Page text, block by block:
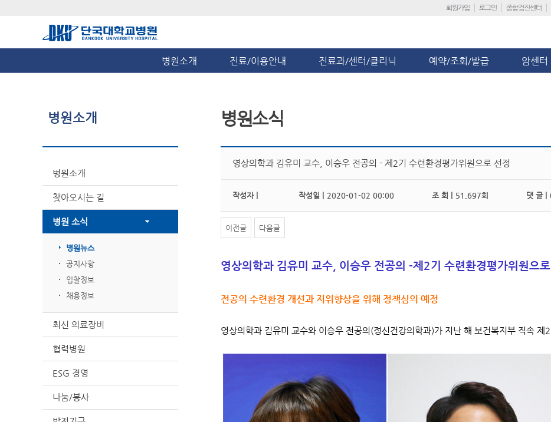
회원가입 로그인 종합검진센터
병원소개 진료/이용안내 진료과/센터/클리닉 예약/조회/발급 암센터
병원소개
병원소개
찾아오시는 길
병원 소식
병원뉴스
공지사항
입찰정보
채용정보
최신 의료장비
협력병원
ESG 경영
나눔/봉사
병원소식
영상의학과 김유미 교수, 이승우 전공의 - 제2기 수련환경평가위원으로 선정
작성자 | 작성일 | 2020-01-02 00:00 조 회 | 51,697회 댓 글 |
이전글 다음글
영상의학과 김유미 교수, 이승우 전공의 -제2기 수련환경평가위원으
전공의 수련환경 개선과 지위향상을 위해 정책심의 예정
영상의학과 김유미 교수와 이승우 전공의(정신건강의학과)가 지난 해 보건복지부 직속 제